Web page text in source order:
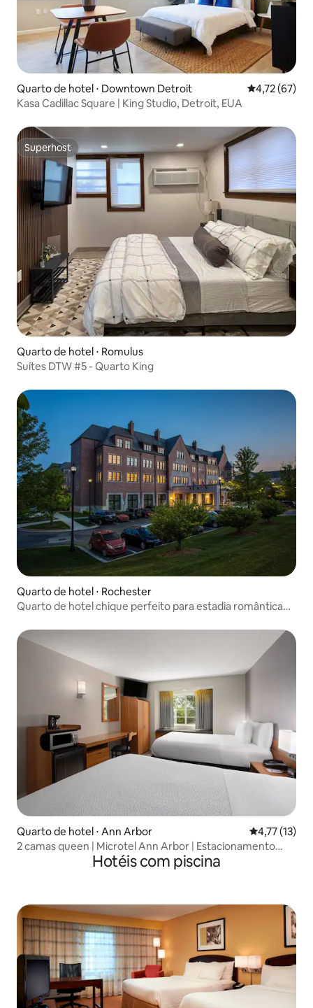
Quarto de hotel ⋅ Downtown Detroit 4,72 de uma
4,72 (67)
Kasa Cadillac Square | King Studio, Detroit, EUA
Superhost
Superhost
Quarto de hotel ⋅ Romulus
Suítes DTW #5 - Quarto King
Quarto de hotel ⋅ Rochester
Quarto de hotel chique perfeito para estadia romântica
Quarto de hotel ⋅ Ann Arbor 4,77 de uma
4,77 (13)
2 camas queen | Microtel Ann Arbor | Estacionamento
Hotéis com piscina